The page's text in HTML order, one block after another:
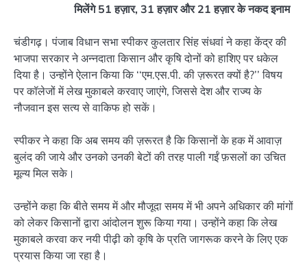
मिलेंगे 51 हज़ार, 31 हज़ार और 21 हज़ार के नकद इनाम
चंडीगढ़। पंजाब विधान सभा स्पीकर कुलतार सिंह संधवां ने कहा केंद्र की
भाजपा सरकार ने अन्नदाता किसान और कृषि दोनों को हाशिए पर धकेल
दिया है। उन्होंने ऐलान किया कि ‘‘एम.एस.पी. की ज़रूरत क्यों है?’’ विषय
पर कॉलेजों में लेख मुकाबले करवाए जाएंगे, जिससे देश और राज्य के
नौजवान इस सत्य से वाकिफ हो सकें।
स्पीकर ने कहा कि अब समय की ज़रूरत है कि किसानों के हक में आवाज़
बुलंद की जाये और उनको उनकी बेटों की तरह पाली गईं फ़सलों का उचित
मूल्य मिल सके।
उन्होंने कहा कि बीते समय में और मौजूदा समय में भी अपने अधिकार की मांगों
को लेकर किसानों द्वारा आंदोलन शुरू किया गया। उन्होंने कहा कि लेख
मुकाबले करवा कर नयी पीढ़ी को कृषि के प्रति जागरूक करने के लिए एक
प्रयास किया जा रहा है।